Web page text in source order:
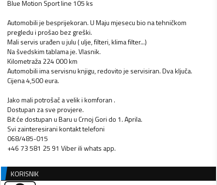
Blue Motion Sport line 105 ks
Automobili je besprijekoran. U Maju mjesecu bio na tehničkom
pregledu i prošao bez greški.
Mali servis urađen u julu ( ulje, filteri, klima filter...)
Na švedskim tablama je. Vlasnik.
Kilometraža 224 000 km
Automobili ima servisnu knjigu, redovito je servisiran. Dva ključa.
Cijena 4,500 eura.
Jako mali potrošač a velik i komforan .
Dostupan za sve provjere.
Bit će dostupan u Baru u Crnoj Gori do 1. Aprila.
Svi zainteresirani kontakt telefoni
068/485-015
+46 73 581 25 91 Viber ili whats app.
KORISNIK